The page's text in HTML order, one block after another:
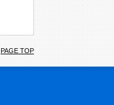
PAGE TOP